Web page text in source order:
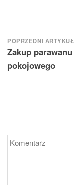
Nawigacja
wpisu
POPRZEDNI ARTYKUŁ
Zakup parawanu
pokojowego